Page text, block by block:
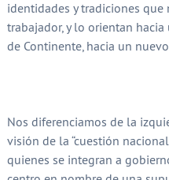
identidades y tradiciones
trabajador, y lo orientan
de Continente, hacia un
Nos diferenciamos de la
visión de la “cuestión
quienes se integran a